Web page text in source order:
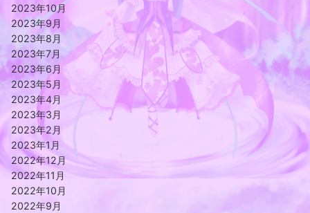
2023年10月
2023年9月
2023年8月
2023年7月
2023年6月
2023年5月
2023年4月
2023年3月
2023年2月
2023年1月
2022年12月
2022年11月
2022年10月
2022年9月